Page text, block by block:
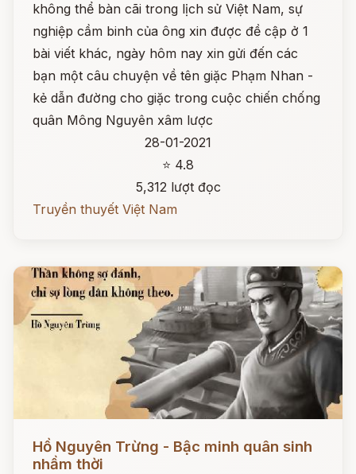
không thể bàn cãi trong lịch sử Việt Nam, sự
nghiệp cầm binh của ông xin được đề cập ở 1
bài viết khác, ngày hôm nay xin gửi đến các
bạn một câu chuyện về tên giặc Phạm Nhan -
kẻ dẫn đường cho giặc trong cuộc chiến chống
quân Mông Nguyên xâm lược
28-01-2021
⭐ 4.8
5,312 lượt đọc
Truyền thuyết Việt Nam
Đọc ngay
Hồ Nguyên Trừng - Bậc minh quân sinh
nhầm thời